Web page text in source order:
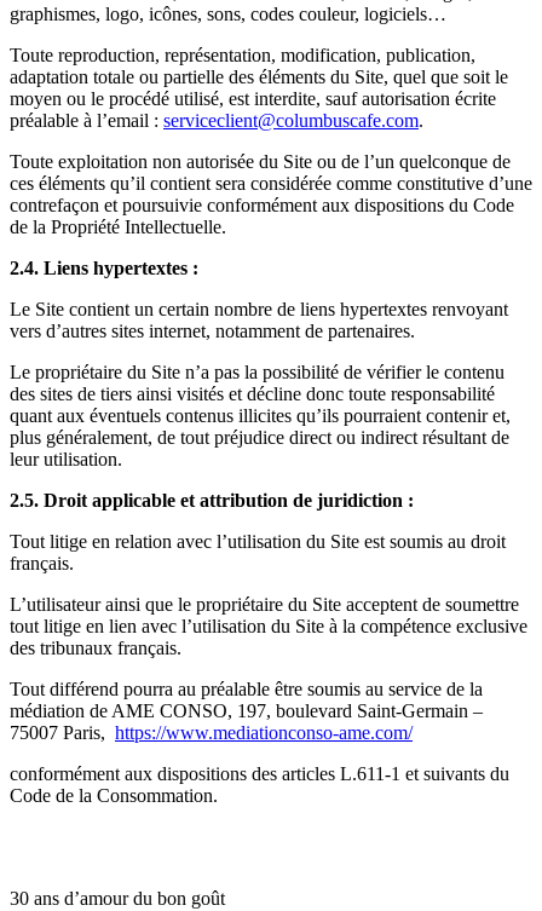
graphismes, logo, icônes, sons, codes couleur, logiciels…
Toute reproduction, représentation, modification, publication,
adaptation totale ou partielle des éléments du Site, quel que soit le
moyen ou le procédé utilisé, est interdite, sauf autorisation écrite
préalable à l’email : serviceclient@columbuscafe.com.
Toute exploitation non autorisée du Site ou de l’un quelconque de
ces éléments qu’il contient sera considérée comme constitutive d’une
contrefaçon et poursuivie conformément aux dispositions du Code
de la Propriété Intellectuelle.
2.4. Liens hypertextes :
Le Site contient un certain nombre de liens hypertextes renvoyant
vers d’autres sites internet, notamment de partenaires.
Le propriétaire du Site n’a pas la possibilité de vérifier le contenu
des sites de tiers ainsi visités et décline donc toute responsabilité
quant aux éventuels contenus illicites qu’ils pourraient contenir et,
plus généralement, de tout préjudice direct ou indirect résultant de
leur utilisation.
2.5. Droit applicable et attribution de juridiction :
Tout litige en relation avec l’utilisation du Site est soumis au droit
français.
L’utilisateur ainsi que le propriétaire du Site acceptent de soumettre
tout litige en lien avec l’utilisation du Site à la compétence exclusive
des tribunaux français.
Tout différend pourra au préalable être soumis au service de la
médiation de AME CONSO, 197, boulevard Saint-Germain –
75007 Paris, https://www.mediationconso-ame.com/
conformément aux dispositions des articles L.611-1 et suivants du
Code de la Consommation.
30 ans d’amour du bon goût